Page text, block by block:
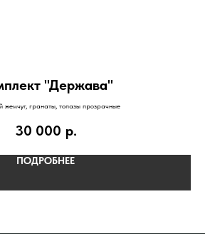
"Держава"
жемчуг, гранаты, топазы прозрачные
30 000 р.
ПОДРОБНЕЕ